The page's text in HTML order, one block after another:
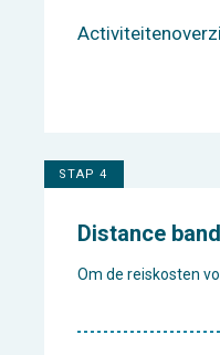
STAP 4
Distance
Om de reiskosten